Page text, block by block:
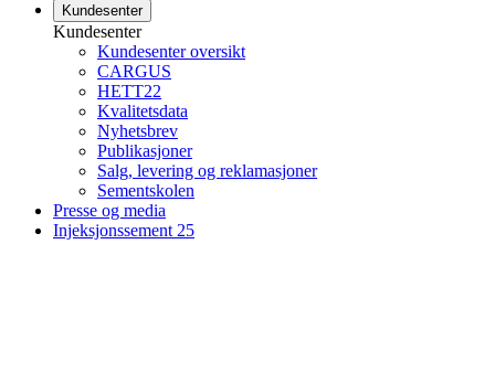
Kundesenter
Kundesenter
Kundesenter oversikt
CARGUS
HETT22
Kvalitetsdata
Nyhetsbrev
Publikasjoner
Salg, levering og reklamasjoner
Sementskolen
Presse og media
Injeksjonssement 25